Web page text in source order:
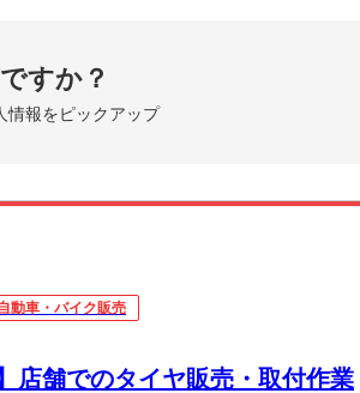
すか？
情報をピックアップ
動車・バイク販売
店舗でのタイヤ販売・取付作業